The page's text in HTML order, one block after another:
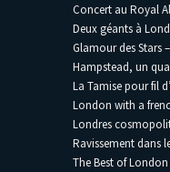
Concert au Royal
Deux géants à
Glamour des Stars
Hampstead, un
La Tamise pour fil
London with a
Londres
Ravissement dans
The Best of